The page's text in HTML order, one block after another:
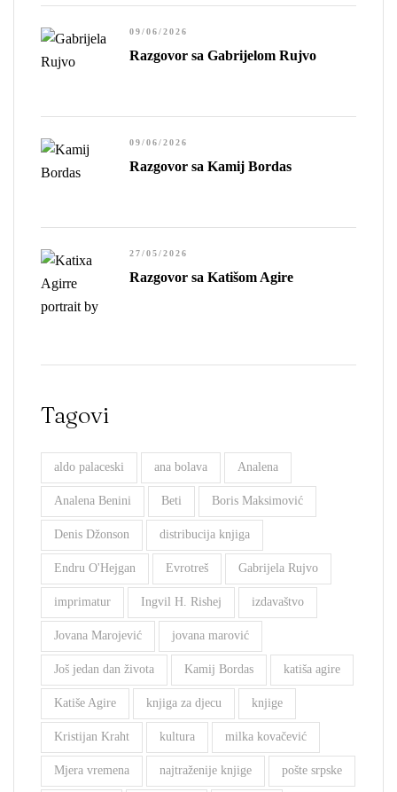
sposobnosti da živimo.”
Razgovor sa Gabrijelom Rujvo
09/06/2026
Razgovor sa Kamij Bordas
09/06/2026
Razgovor sa Katišom Agire
27/05/2026
Tagovi
aldo palaceski ana bolava Analena
Analena Benini Beti Boris Maksimović
Denis Džonson distribucija knjiga
Endru O'Hejgan Evrotreš Gabrijela Rujvo
imprimatur Ingvil H. Rishej izdavaštvo
Jovana Marojević jovana marović
Još jedan dan života Kamij Bordas katiša agire
Katiše Agire knjiga za djecu knjige
Kristijan Kraht kultura milka kovačević
Mjera vremena najtraženije knjige pošte srpske